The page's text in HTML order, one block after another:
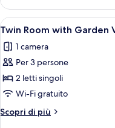
Classic,
vista
giardino
Apri
tutte
le
foto
per
Twin
Room
with
3
Twin Room with Garden
1 camera
Per 3 persone
2 letti singoli
Wi-Fi gratuito
Scopri di più
Altri